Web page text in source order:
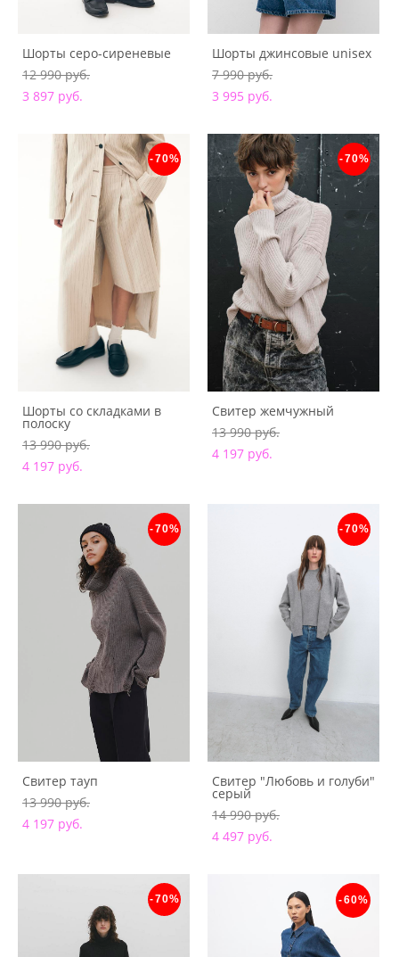
Шорты серо-сиреневые
12 990 pуб.
3 897 pуб.
Шорты джинсовые unisex
7 990 pуб.
3 995 pуб.
-70%
Шорты со складками в
полоску
13 990 pуб.
4 197 pуб.
-70%
Свитер жемчужный
13 990 pуб.
4 197 pуб.
-70%
Свитер тауп
13 990 pуб.
4 197 pуб.
-70%
Свитер "Любовь и голуби"
серый
14 990 pуб.
4 497 pуб.
-70% -60%